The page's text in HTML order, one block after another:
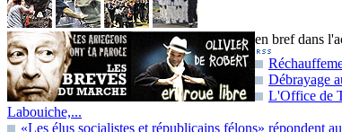
en bref dans
Débrayage
L'Office de
Labouiche,...
«Les élus socialistes et républicains félons» répondent